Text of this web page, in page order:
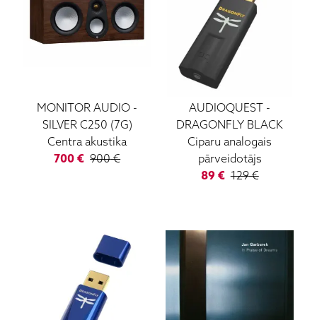
MONITOR AUDIO -
SILVER C250 (7G)
Centra akustika
700 € 900€
AUDIOQUEST -
DRAGONFLY BLACK
Ciparu analogais
pārveidotājs
89€ 129€